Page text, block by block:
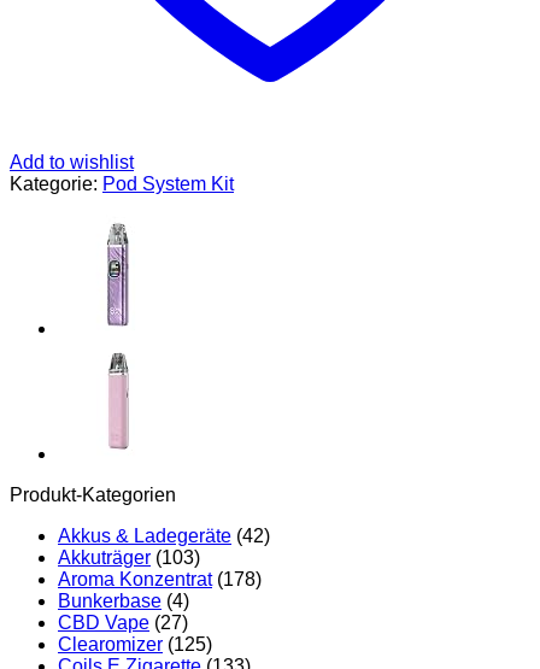
Add to wishlist
Kategorie: Pod System Kit
Produkt-Kategorien
Akkus & Ladegeräte (42)
Akkuträger (103)
Aroma Konzentrat (178)
Bunkerbase (4)
CBD Vape (27)
Clearomizer (125)